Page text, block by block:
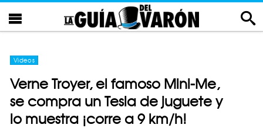
Videos
Verne Troyer, el famoso Mini-Me,
se compra un Tesla de juguete y
lo muestra ¡corre a 9 km/h!